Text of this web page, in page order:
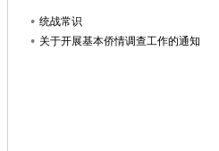
统战常识
关于开展基本侨情调查工作的通知